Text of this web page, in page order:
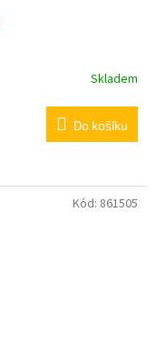
Skladem
Do košíku
Kód: 861505